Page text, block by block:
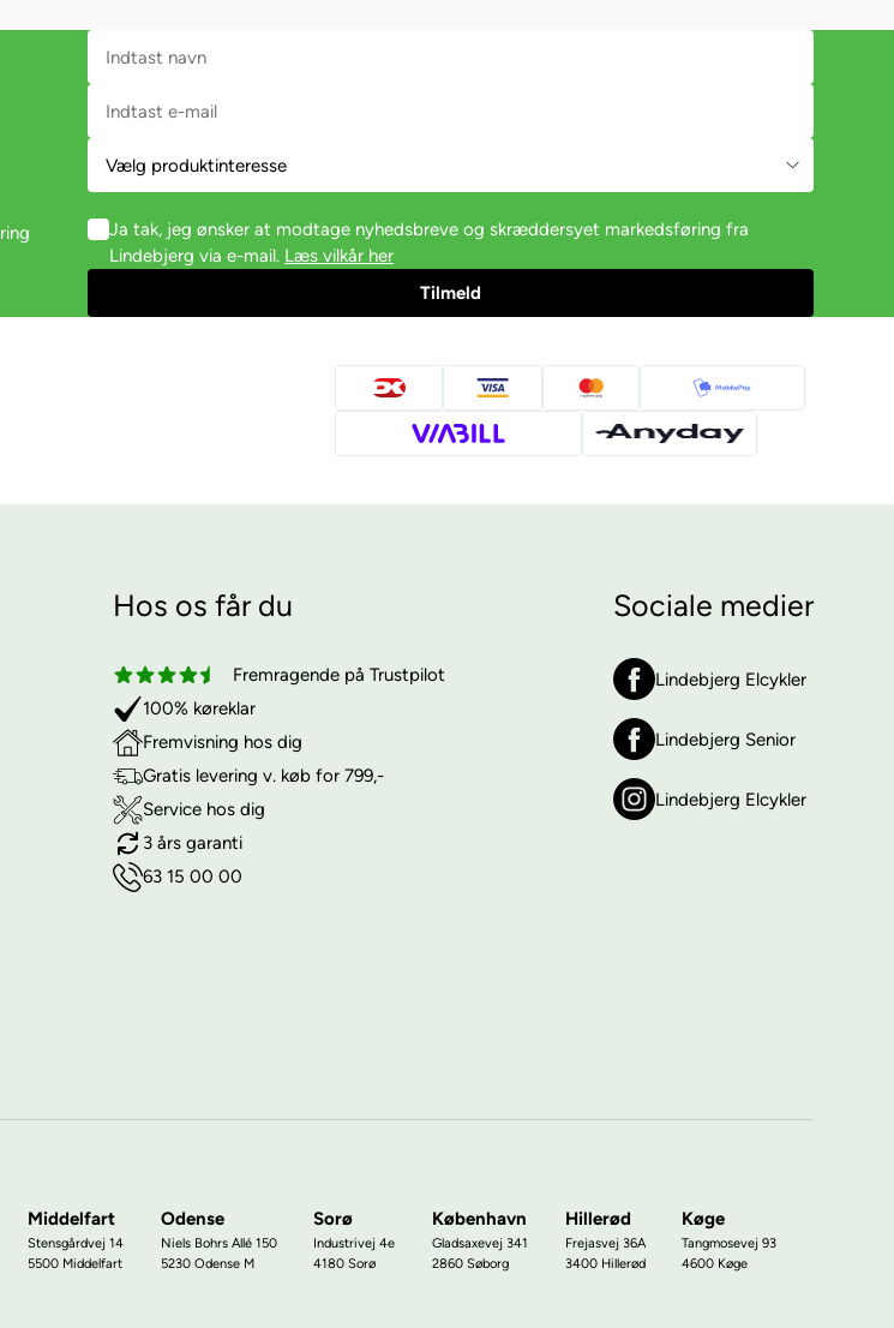
Ja tak, jeg ønsker at modtage nyhedsbreve og skræddersyet markedsføring fra
Lindebjerg via e-mail. Læs vilkår her
Hos os får du
Fremragende på Trustpilot
100% køreklar
Fremvisning hos dig
Gratis levering v. køb for 799,-
Service hos dig
3 års garanti
63 15 00 00
Sociale medier
Lindebjerg Elcykler
Lindebjerg Senior
Lindebjerg Elcykler
Middelfart
Stensgårdvej 14
5500 Middelfart
Odense
Niels Bohrs Allé 150
5230 Odense M
Sorø
Industrivej 4e
4180 Sorø
København
Gladsaxevej 341
2860 Søborg
Hillerød
Frejasvej 36A
3400 Hillerød
Køge
Tangmosevej 93
4600 Køge